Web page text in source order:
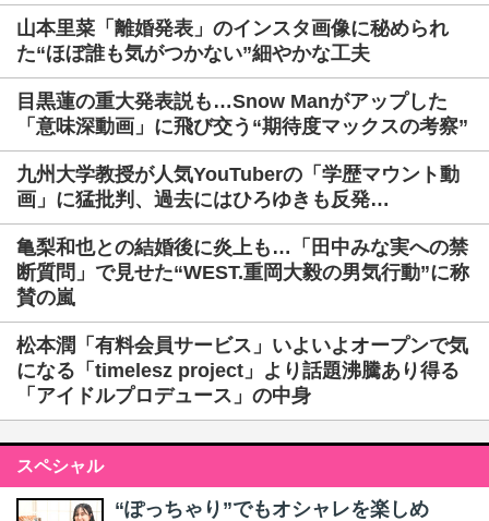
山本里菜「離婚発表」のインスタ画像に秘められ
た“ほぼ誰も気がつかない”細やかな工夫
目黒蓮の重大発表説も…Snow Manがアップした
「意味深動画」に飛び交う“期待度マックスの考察”
九州大学教授が人気YouTuberの「学歴マウント動
画」に猛批判、過去にはひろゆきも反発…
亀梨和也との結婚後に炎上も…「田中みな実への禁
断質問」で見せた“WEST.重岡大毅の男気行動”に称
賛の嵐
松本潤「有料会員サービス」いよいよオープンで気
になる「timelesz project」より話題沸騰あり得る
「アイドルプロデュース」の中身
スペシャル
“ぽっちゃり”でもオシャレを楽しめ